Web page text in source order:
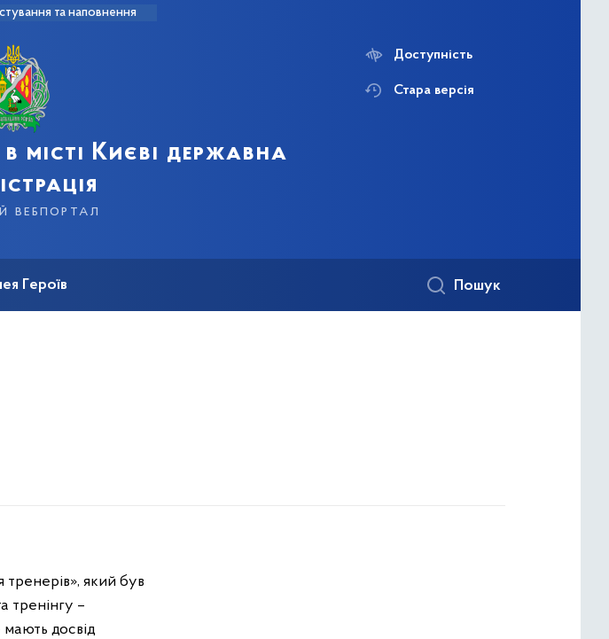
та наповнення
місті Києві державна
вебпортал
Доступність
Стара версія
Героїв Пошук
тренерів», який був
тренінгу –
мають досвід